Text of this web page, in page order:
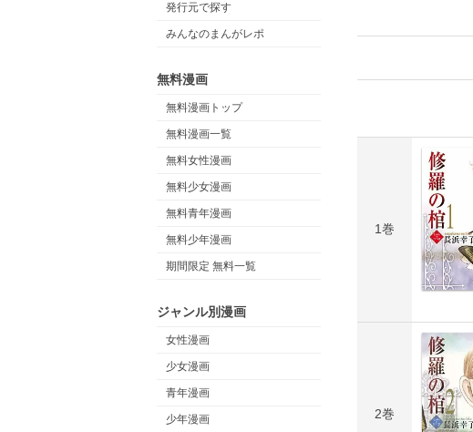
発行元で探す
みんなのまんがレポ
無料漫画
無料漫画トップ
無料漫画一覧
無料女性漫画
無料少女漫画
無料青年漫画
無料少年漫画
期間限定 無料一覧
ジャンル別漫画
女性漫画
少女漫画
青年漫画
少年漫画
1巻
2巻